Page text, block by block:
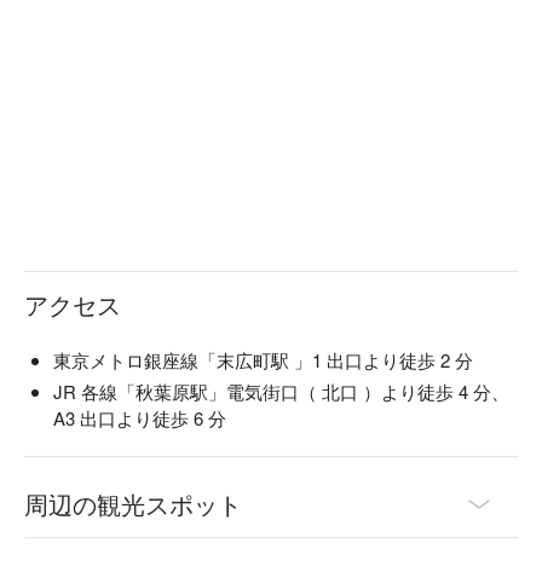
アクセス
東京メトロ銀座線「末広町駅 」1 出口より徒歩 2 分
JR 各線「秋葉原駅」電気街口（ 北口 ）より徒歩 4 分、
A3 出口より徒歩 6 分
周辺の観光スポット